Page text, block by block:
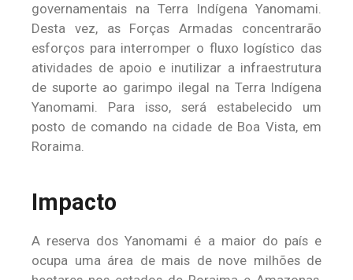
governamentais na Terra Indígena Yanomami.
Desta vez, as Forças Armadas concentrarão
esforços para interromper o fluxo logístico das
atividades de apoio e inutilizar a infraestrutura
de suporte ao garimpo ilegal na Terra Indígena
Yanomami. Para isso, será estabelecido um
posto de comando na cidade de Boa Vista, em
Roraima.
Impacto
A reserva dos Yanomami é a maior do país e
ocupa uma área de mais de nove milhões de